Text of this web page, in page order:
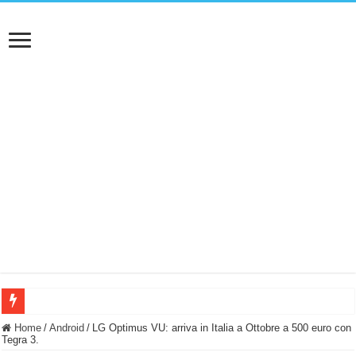
BASTA FATICARE! Questo robot tagliaerba lo appoggi e fa tutto lui! (Senza
Home / Android / LG Optimus VU: arriva in Italia a Ottobre a 500 euro con
Tegra 3.